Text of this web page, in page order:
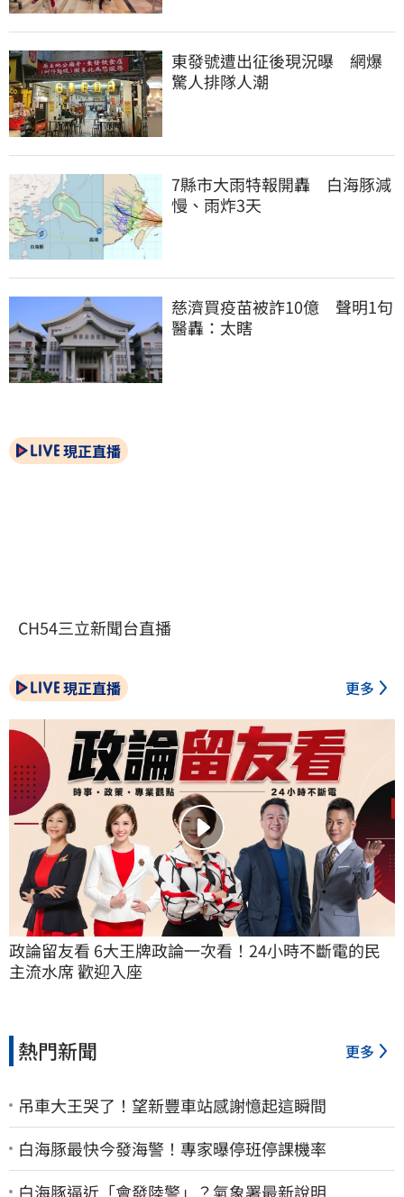
東發號遭出征後現況曝　網爆
驚人排隊人潮
7縣市大雨特報開轟　白海豚減
慢、雨炸3天
慈濟買疫苗被詐10億　聲明1句
醫轟：太瞎
現正直播
CH54三立新聞台直播
現正直播 更多
政論留友看 6大王牌政論一次看！24小時不斷電的民
主流水席 歡迎入座
熱門新聞 更多
吊車大王哭了！望新豐車站感謝憶起這瞬間
白海豚最快今發海警！專家曝停班停課機率
白海豚逼近「會發陸警」？氣象署最新說明